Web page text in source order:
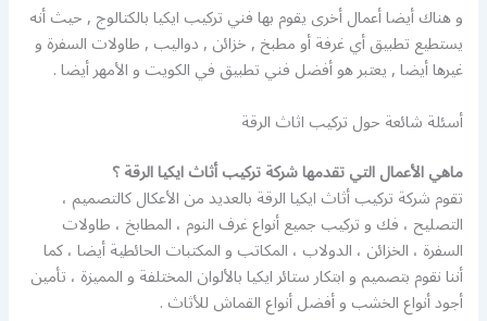
و هناك أيضا أعمال أخرى يقوم بها فني تركيب ايكيا بالكتالوج , حيث أنه
يستطيع تطبيق أي غرفة أو مطبخ , خزائن , دواليب , طاولات السفرة و
غيرها أيضا , يعتبر هو أفضل فني تطبيق في الكويت و الأمهر أيضا .
أسئلة شائعة حول تركيب اثاث الرقة
ماهي الأعمال التي تقدمها شركة تركيب أثاث ايكيا الرقة ؟
تقوم شركة تركيب أثاث ايكيا الرقة بالعديد من الأعكال كالتصميم ،
التصليح ، فك و تركيب جميع أنواع غرف النوم ، المطابخ ، طاولات
السفرة ، الخزائن ، الدولاب ، المكاتب و المكتبات الحائطية أيضا ، كما
أننا نقوم بتصميم و ابتكار ستائر ايكيا بالألوان المختلفة و المميزة ، تأمين
أجود أنواع الخشب و أفضل أنواع القماش للأثاث .